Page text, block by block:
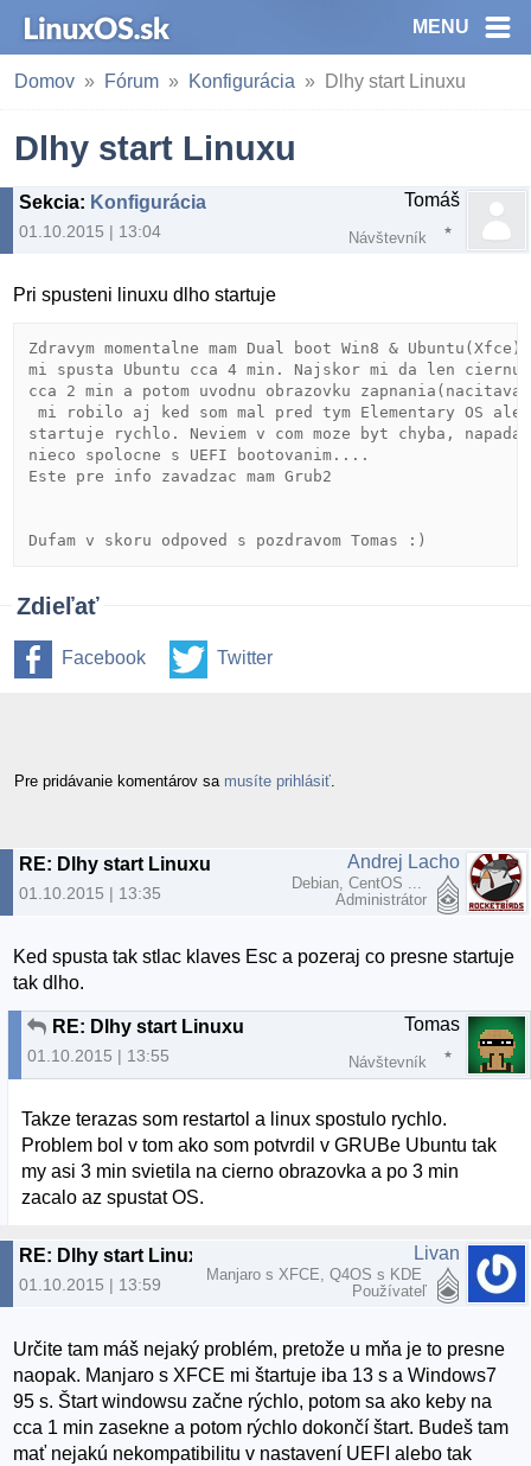
MENU
Domov Fórum Konfigurácia Dlhy start Linuxu
Dlhy start Linuxu
Sekcia: Konfigurácia
01.10.2015 | 13:04
Tomáš
Návštevník
Pri spusteni linuxu dlho startuje
Zdravym momentalne mam Dual boot Win8 &
mi spusta Ubuntu cca 4 min. Najskor mi da len
cca 2 min a potom uvodnu obrazovku
mi robilo aj ked som mal pred tym Elementary OS
startuje rychlo. Neviem v com moze byt chyba, napada
nieco spolocne s UEFI bootovanim....
Este pre info zavadzac mam Grub2
Dufam v skoru odpoved s pozdravom Tomas :)
Zdieľať
Facebook Twitter
Pre pridávanie komentárov sa musíte prihlásiť
RE: Dlhy start Linuxu
01.10.2015 | 13:35
Andrej Lacho
Debian, CentOS ...
Administrátor
Ked spusta tak stlac klaves Esc a pozeraj co presne startuje
tak dlho.
RE: Dlhy start Linuxu
01.10.2015 | 13:55
Tomas
Návštevník
Takze terazas som restartol a linux spostulo rychlo.
Problem bol v tom ako som potvrdil v GRUBe Ubuntu tak
my asi 3 min svietila na cierno obrazovka a po 3 min
zacalo az spustat OS.
RE: Dlhy start Linuxu
01.10.2015 | 13:59
Livan
Manjaro s XFCE, Q4OS s KDE
Používateľ
Určite tam máš nejaký problém, pretože u mňa je to presne
naopak. Manjaro s XFCE mi štartuje iba 13 s a Windows7
95 s. Štart windowsu začne rýchlo, potom sa ako keby na
cca 1 min zasekne a potom rýchlo dokončí štart. Budeš tam
mať nejakú nekompatibilitu v nastavení UEFI alebo tak